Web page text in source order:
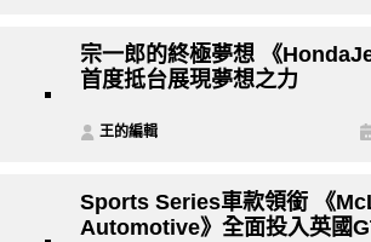
宗一郎的終極夢想 《
首度抵台展現夢想之力
王的編輯
Sports Series車款領銜 《
Automotive》全面投入英國